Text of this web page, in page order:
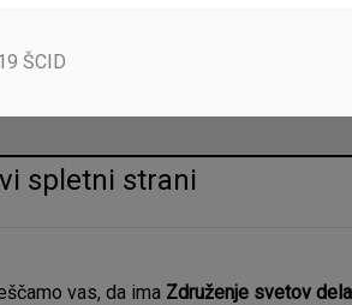
ŠCID
spletni strani
vas, da ima Združenje svetov